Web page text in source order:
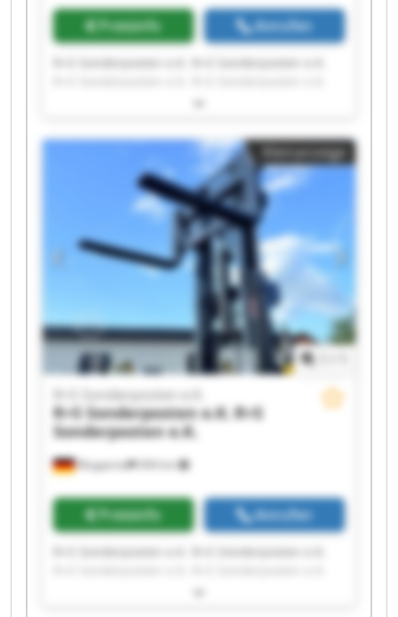
Preisinfo Anrufen
R+S Sonderposten e.K. R+S Sonderposten e.K.
R+S Sonderposten e.K. R+S Sonderposten e.K.
R+S Sonderposten e.K. R+S Sonderposten e.K.
R+S Sonderposten e.K. R+S Sonderposten e.K.
R+S Sonderposten e.K. R+S Sonderposten e.K.
R+S Sonderposten e.K. R+S Sonderposten e.K.
R+S Sonderposten e.K. R+S Sonderposten e.K.
Kleinanzeige
Wuppertal 494 km
R+S Sonderposten e.K.
R+S Sonderposten e.K. R+S
Sonderposten e.K.
Preisinfo Anrufen
R+S Sonderposten e.K. R+S Sonderposten e.K.